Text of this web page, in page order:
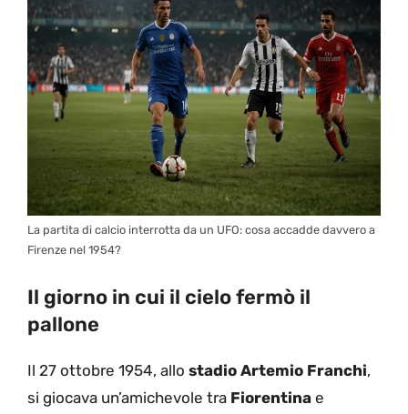
La partita di calcio interrotta da un UFO: cosa accadde davvero a
Firenze nel 1954?
Il giorno in cui il cielo fermò il
pallone
Il 27 ottobre 1954, allo stadio Artemio Franchi,
si giocava un’amichevole tra Fiorentina e